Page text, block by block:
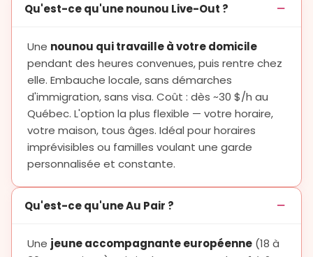
Qu'est-ce qu'une nounou Live-Out ?
Une nounou qui travaille à votre domicile
pendant des heures convenues, puis rentre chez
elle. Embauche locale, sans démarches
d'immigration, sans visa. Coût : dès ~30 $/h au
Québec. L'option la plus flexible — votre horaire,
votre maison, tous âges. Idéal pour horaires
imprévisibles ou familles voulant une garde
personnalisée et constante.
Qu'est-ce qu'une Au Pair ?
Une jeune accompagnante européenne (18 à